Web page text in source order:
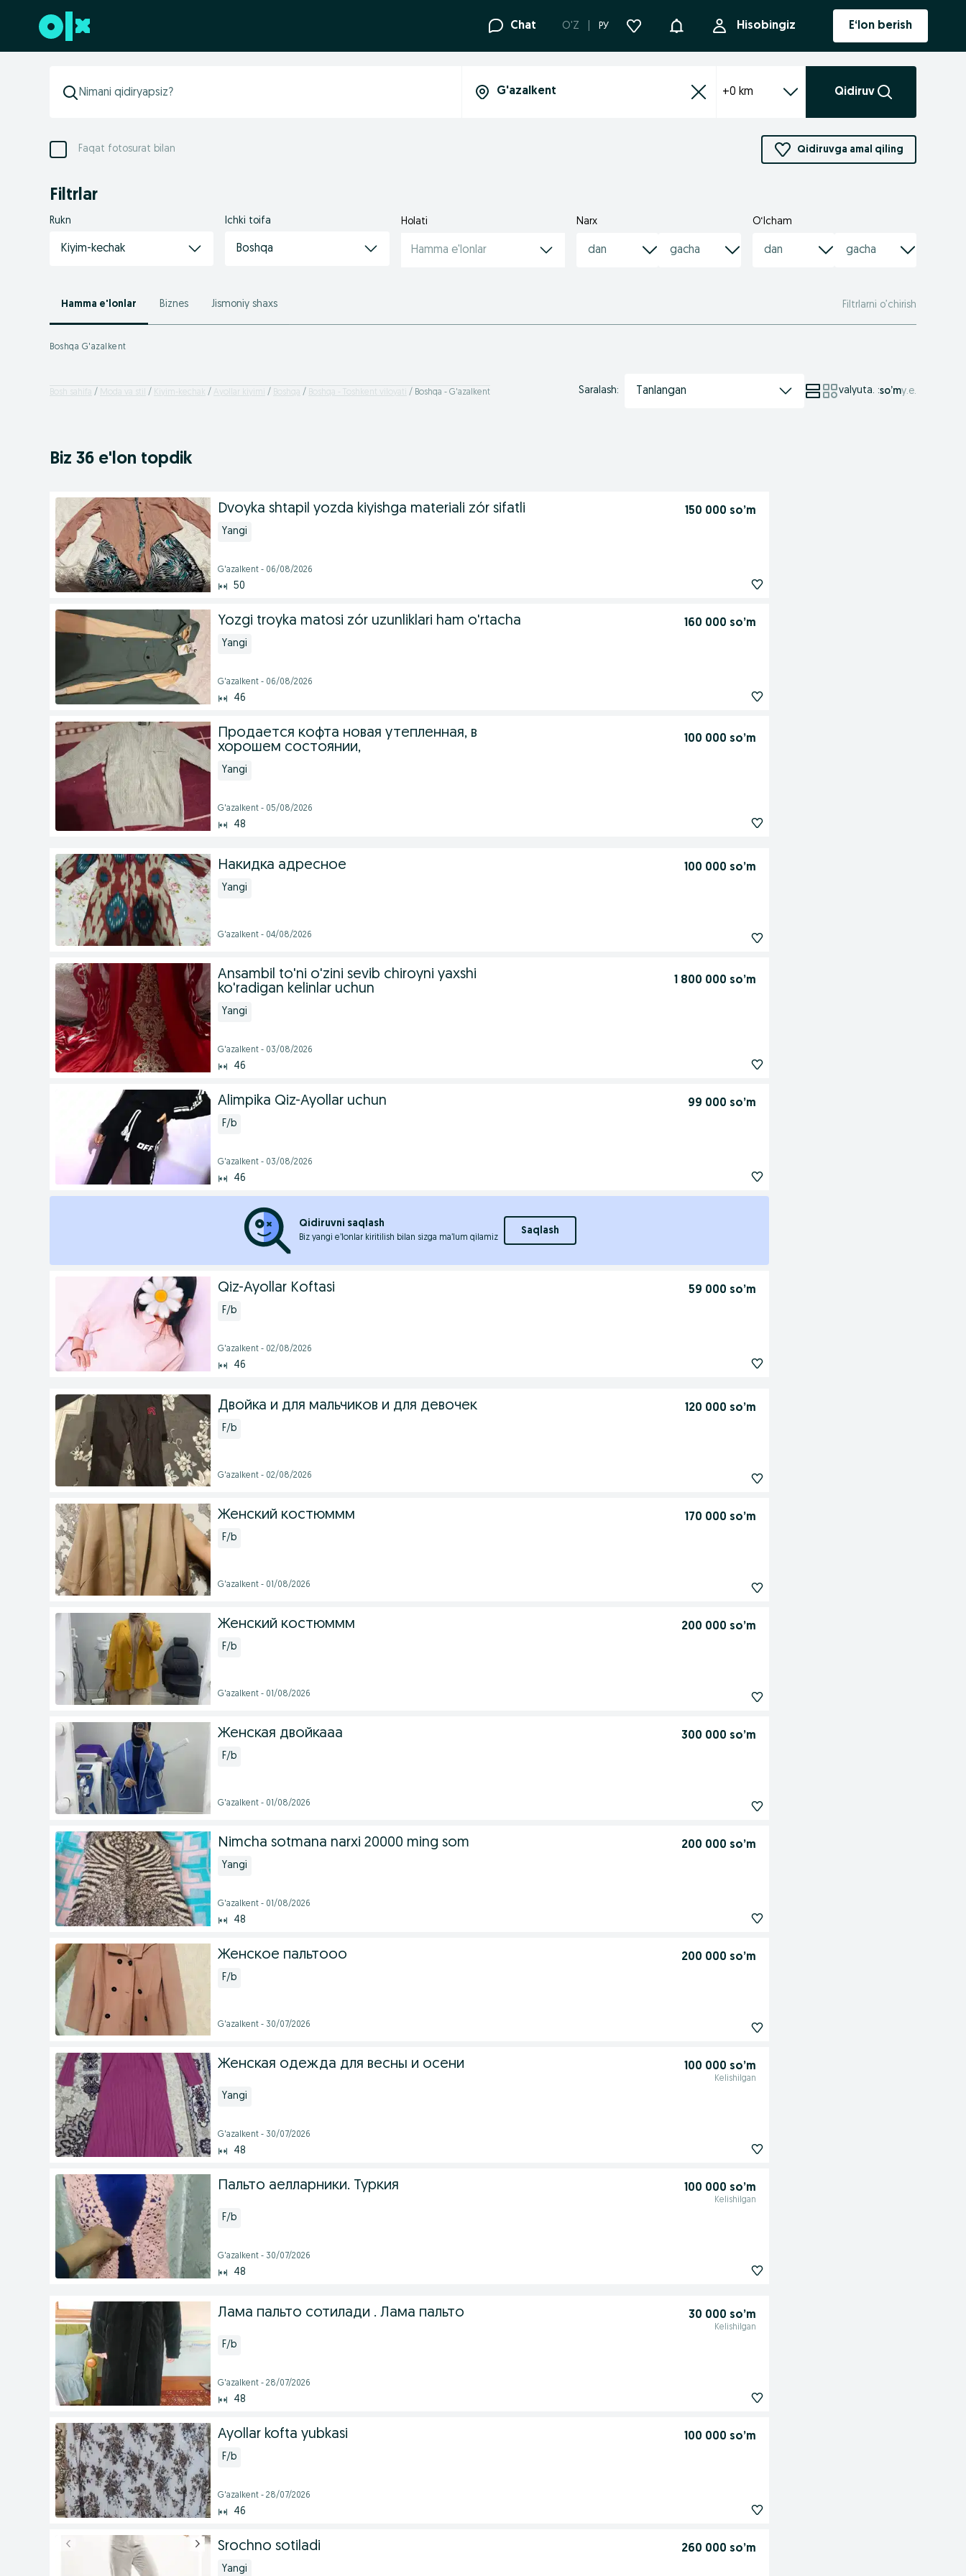
Futerga oʻtish Chat O'Z РУ Bildirishnoma Hisobingiz E‘lon berish
+0 km Qidiruv
Faqat fotosurat bilan Qidiruvga amal qiling
Filtrlar
Rukn
Kiyim-kechak
Ichki toifa
Boshqa
Holati
Hamma e'lonlar
Narx O‘lcham
Hamma e'lonlar Biznes Jismoniy shaxs Filtrlarni o’chirish
Boshqa G'azalkent
Bosh sahifa Moda va stil Kiyim-kechak Ayollar kiyimi Boshqa Boshqa - Toshkent viloyati Boshqa - G'azalkent Saralash: Tanlangan valyuta. :so’mу.е.
Biz 36 e'lon topdik
Dvoyka shtapil yozda kiyishga materiali zór sifatli 150 000 so’m
Yangi
G'azalkent - 06/08/2026
50
Yozgi troyka matosi zór uzunliklari ham o'rtacha 160 000 so’m
Yangi
G'azalkent - 06/08/2026
46
Продается кофта новая утепленная, в
хорошем состоянии,
100 000 so’m
Yangi
G'azalkent - 05/08/2026
48
Накидка адресное 100 000 so’m
Yangi
G'azalkent - 04/08/2026
Ansambil to'ni o'zini sevib chiroyni yaxshi
ko'radigan kelinlar uchun
1 800 000 so’m
Yangi
G'azalkent - 03/08/2026
46
Alimpika Qiz-Ayollar uchun 99 000 so’m
F/b
G'azalkent - 03/08/2026
46
Qidiruvni saqlash
Biz yangi e’lonlar kiritilish bilan sizga ma’lum qilamiz
Saqlash
Qiz-Ayollar Koftasi 59 000 so’m
F/b
G'azalkent - 02/08/2026
46
Двойка и для мальчиков и для девочек 120 000 so’m
F/b
G'azalkent - 02/08/2026
Женский костюммм 170 000 so’m
F/b
G'azalkent - 01/08/2026
Женский костюммм 200 000 so’m
F/b
G'azalkent - 01/08/2026
Женская двойкааа 300 000 so’m
F/b
G'azalkent - 01/08/2026
Nimcha sotmana narxi 20000 ming som 200 000 so’m
Yangi
G'azalkent - 01/08/2026
48
Женское пальтооо 200 000 so’m
F/b
G'azalkent - 30/07/2026
Женская одежда для весны и осени 100 000 so’m
Kelishilgan
Yangi
G'azalkent - 30/07/2026
48
Пальто аелларники. Туркия 100 000 so’m
Kelishilgan
F/b
G'azalkent - 30/07/2026
48
Лама пальто сотилади . Лама пальто 30 000 so’m
Kelishilgan
F/b
G'azalkent - 28/07/2026
48
Ayollar kofta yubkasi 100 000 so’m
F/b
G'azalkent - 28/07/2026
46
Srochno sotiladi 260 000 so’m
Yangi